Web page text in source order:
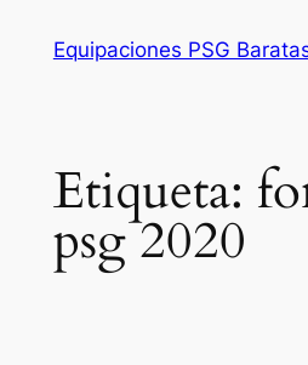
Equipaciones PSG
Etiqueta:
psg 2020